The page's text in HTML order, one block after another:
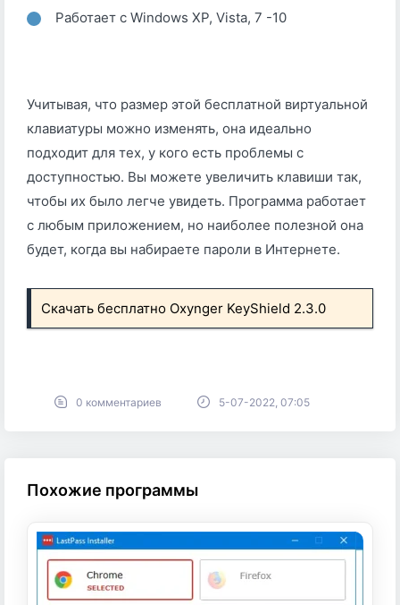
Работает с Windows XP, Vista, 7 -10
Учитывая, что размер этой бесплатной виртуальной
клавиатуры можно изменять, она идеально
подходит для тех, у кого есть проблемы с
доступностью. Вы можете увеличить клавиши так,
чтобы их было легче увидеть. Программа работает
с любым приложением, но наиболее полезной она
будет, когда вы набираете пароли в Интернете.
Скачать бесплатно Oxynger KeyShield 2.3.0
0 комментариев 5-07-2022, 07:05
Похожие программы